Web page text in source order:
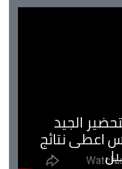
الجيد
اعطى نتائج